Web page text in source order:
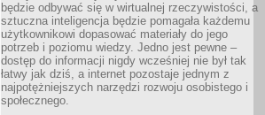
będzie odbywać się w wirtualnej rzeczywistości, a
sztuczna inteligencja będzie pomagała każdemu
użytkownikowi dopasować materiały do jego
potrzeb i poziomu wiedzy. Jedno jest pewne –
dostęp do informacji nigdy wcześniej nie był tak
łatwy jak dziś, a internet pozostaje jednym z
najpotężniejszych narzędzi rozwoju osobistego i
społecznego.